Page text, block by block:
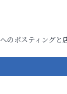
のポスティングと